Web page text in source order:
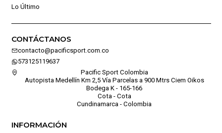
Lo Último
CONTÁCTANOS
contacto@pacificsport.com.co
573125119637
Pacific Sport Colombia
Autopista Medellín Km 2,5 Vía Parcelas a 900 Mtrs Ciem Oikos
Bodega K - 165-166
Cota - Cota
Cundinamarca - Colombia
INFORMACIÓN